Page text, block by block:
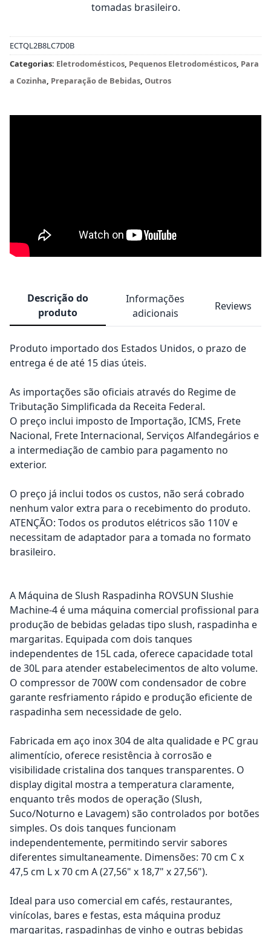
tomadas brasileiro.
ECTQL2B8LC7D0B
Categorias: Eletrodomésticos, Pequenos Eletrodomésticos, Para
a Cozinha, Preparação de Bebidas, Outros
Descrição do
produto
Informações
adicionais
Reviews
Produto importado dos Estados Unidos, o prazo de
entrega é de até 15 dias úteis.
As importações são oficiais através do Regime de
Tributação Simplificada da Receita Federal.
O preço inclui imposto de Importação, ICMS, Frete
Nacional, Frete Internacional, Serviços Alfandegários e
a intermediação de cambio para pagamento no
exterior.
O preço já inclui todos os custos, não será cobrado
nenhum valor extra para o recebimento do produto.
ATENÇÃO: Todos os produtos elétricos são 110V e
necessitam de adaptador para a tomada no formato
brasileiro.
A Máquina de Slush Raspadinha ROVSUN Slushie
Machine-4 é uma máquina comercial profissional para
produção de bebidas geladas tipo slush, raspadinha e
margaritas. Equipada com dois tanques
independentes de 15L cada, oferece capacidade total
de 30L para atender estabelecimentos de alto volume.
O compressor de 700W com condensador de cobre
garante resfriamento rápido e produção eficiente de
raspadinha sem necessidade de gelo.
Fabricada em aço inox 304 de alta qualidade e PC grau
alimentício, oferece resistência à corrosão e
visibilidade cristalina dos tanques transparentes. O
display digital mostra a temperatura claramente,
enquanto três modos de operação (Slush,
Suco/Noturno e Lavagem) são controlados por botões
simples. Os dois tanques funcionam
independentemente, permitindo servir sabores
diferentes simultaneamente. Dimensões: 70 cm C x
47,5 cm L x 70 cm A (27,56" x 18,7" x 27,56").
Ideal para uso comercial em cafés, restaurantes,
vinícolas, bares e festas, esta máquina produz
margaritas, raspadinhas de vinho e outras bebidas